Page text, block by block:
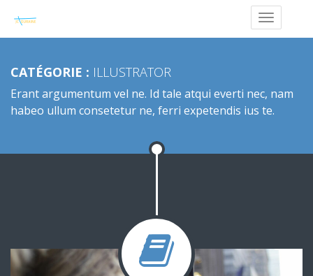
CATÉGORIE : ILLUSTRATOR
Erant argumentum vel ne. Id tale atqui everti nec, nam
habeo ullum consetetur ne, ferri expetendis ius te.